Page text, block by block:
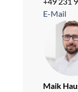
E-Mail
Maik